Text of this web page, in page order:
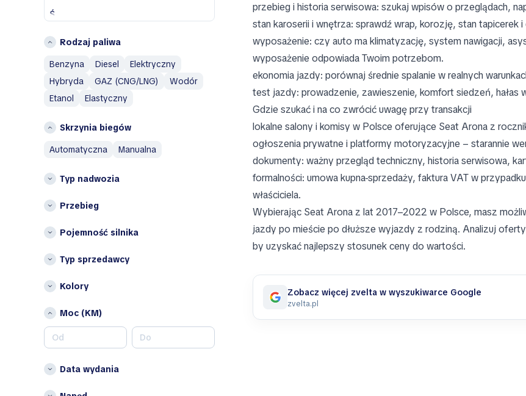
Jaguar
M
Mazda
Mercedes-Benz
Mitsubishi
N
O
Omoda
P
Peugeot
Porsche
R
RAM
Ś
Świętokrzyskie
W
Wielkopolskie
Województwo dolnośląskie
Województwo lubelskie
województwo
Inne
Opolskie
Rodzaj paliwa
Benzyna
Diesel
Elektryczny
Hybryda
GAZ (CNG/LNG)
Wodór
Etanol
Elastyczny
Skrzynia biegów
automatyczna
manualna
Typ nadwozia
Przebieg
Pojemność silnika
Typ sprzedawcy
Kolory
Moc (KM)
Data wydania
przebieg i historia serwisowa: szukaj wpisów o przeglądach,
stan karoserii i wnętrza: sprawdź wrap, korozję, stan tapicerek
wyposażenie: czy auto ma klimatyzację, system nawigacji,
wyposażenie odpowiada Twoim potrzebom.
ekonomia jazdy: porównaj średnie spalanie w realnych
test jazdy: prowadzenie, zawieszenie, komfort siedzeń, hałas
Gdzie szukać i na co zwrócić uwagę przy transakcji
lokalne salony i komisy w Polsce oferujące Seat Arona z
ogłoszenia prywatne i platformy motoryzacyjne – starannie
dokumenty: ważny przegląd techniczny, historia serwisowa,
formalności: umowa kupna-sprzedaży, faktura VAT w
właściciela.
Wybierając Seat Arona z lat 2017–2022 w Polsce, masz
jazdy po mieście po dłuższe wyjazdy z rodziną. Analizuj
by uzyskać najlepszy stosunek ceny do wartości.
Zobacz więcej zvelta w wyszukiwarce Google
zvelta.pl